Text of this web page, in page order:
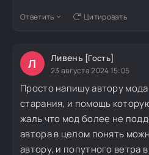
Ответить Цитировать
Л Ливень [Гость]
23 августа 2024 15:05
Просто напишу автору
старания, и помощь
жаль что мод более не
автора в целом понять
автору, и попутного ветра